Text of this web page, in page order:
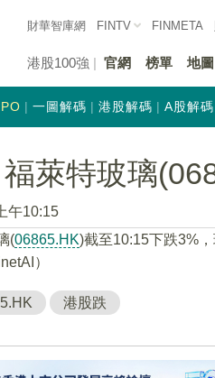
財華智庫網 FINTV FINMETA
港股100強 官網 榜單 地圖
一圖解碼 港股解碼 A股解碼
福萊特玻璃
午10:15
(06865.HK)截至10:15下跌3%
）
港股跌